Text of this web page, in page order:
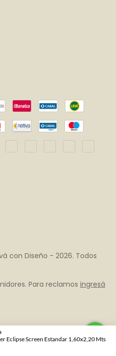
con Diseño - 2026. Todos
Para reclamos ingresá